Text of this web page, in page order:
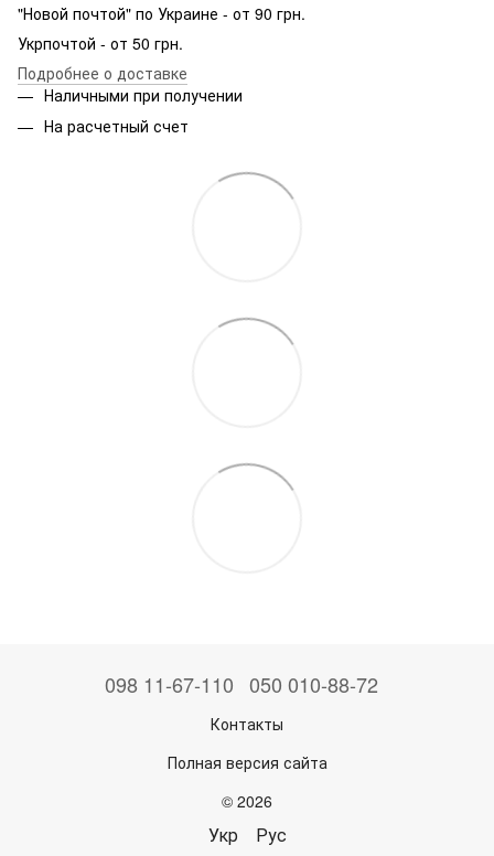
"Новой почтой" по Украине - от 90 грн.
Укрпочтой - от 50 грн.
Подробнее о доставке
Наличными при получении
На расчетный счет
098 11-67-110 050 010-88-72
Контакты
Полная версия сайта
© 2026
Укр Рус